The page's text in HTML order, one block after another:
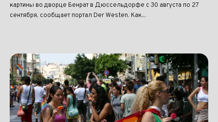
картины во дворце Бенрат в Дюссельдорфе с 30 августа по 27
сентября, сообщает портал Der Westen. Как...